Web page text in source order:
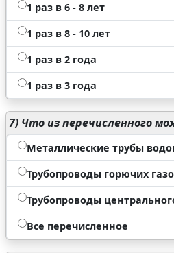
1 раз в 6 - 8 лет
1 раз в 8 - 10 лет
1 раз в 2 года
1 раз в 3 года
7) Что из перечисленного
Металлические трубы
Трубопроводы горючих
Трубопроводы
Все перечисленное